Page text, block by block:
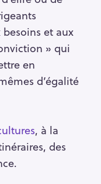
et aux
» qui
en
d’égalité
, à la
des